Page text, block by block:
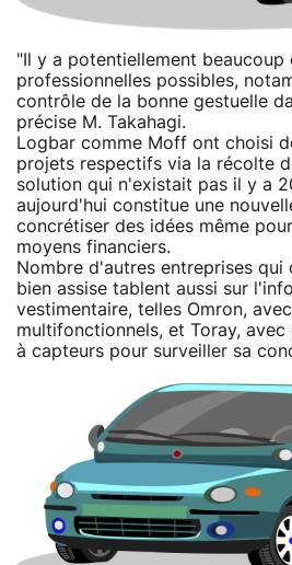
"Il y a potentiellement beaucoup
professionnelles possibles,
contrôle de la bonne gestuelle
précise M. Takahagi.
Logbar comme Moff ont choisi
projets respectifs via la récolte
solution qui n'existait pas il y a
aujourd'hui constitue une
concrétiser des idées même
moyens financiers.
Nombre d'autres entreprises
bien assise tablent aussi sur
vestimentaire, telles Omron,
multifonctionnels, et Toray,
à capteurs pour surveiller sa